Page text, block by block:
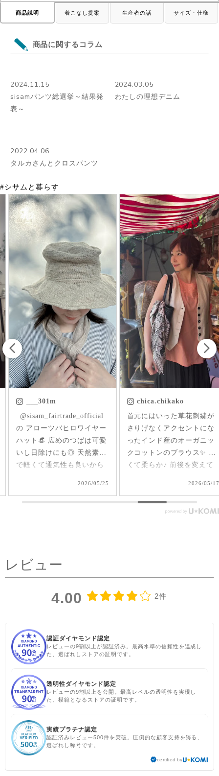
商品説明 着こなし提案 生産者の話 サイズ・仕様
商品に関するコラム
2024.11.15
sisamパンツ総選挙～結果発
表～
2024.03.05
わたしの理想デニム
2022.04.06
タルカさんとクロスパンツ
#シサムと暮らす
___301m
ㅤㅤㅤ @sisam_fairtrade_official
の アローツバヒロワイヤー
ハット👒 広めのつばは可愛
いし日除けにも◎ 天然素材
で軽くて通気性も良いから
フェアトレード #fairtrade #
2026/05/25
chica.chikako
首元にはいった草花刺繍が
さりげなくアクセントにな
ったインド産のオーガニッ
クコットンのブラウス✨ 軽
くて柔らか♪ 前後を変えて
で可愛いいけど、刺繍面を
前にした時はリネンジレと
クが明るく優しい雰囲気に
@sisam_fairtrade_official
スリトップ コー
ッション
2026/05/17
レビュー
4.00 2件
認証ダイヤモンド認定
レビューの9割以上が認証済み。最高水準の信頼性を達成し
た、選ばれしストアの証明です。
透明性ダイヤモンド認定
レビューの9割以上を公開。最高レベルの透明性を実現し
た、模範となるストアの証明です。
実績プラチナ認定
認証済みレビュー500件を突破。圧倒的な顧客支持を誇る、
選ばれし称号です。
certified by